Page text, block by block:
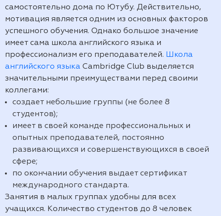
самостоятельно дома по Ютубу. Действительно,
мотивация является одним из основных факторов
успешного обучения. Однако большое значение
имеет сама школа английского языка и
профессионализм его преподавателей. Школа
английского языка Cambridge Club выделяется
значительными преимуществами перед своими
коллегами:
создает небольшие группы (не более 8
студентов);
имеет в своей команде профессиональных и
опытных преподавателей, постоянно
развивающихся и совершенствующихся в своей
сфере;
по окончании обучения выдает сертификат
международного стандарта.
Занятия в малых группах удобны для всех
учащихся. Количество студентов до 8 человек